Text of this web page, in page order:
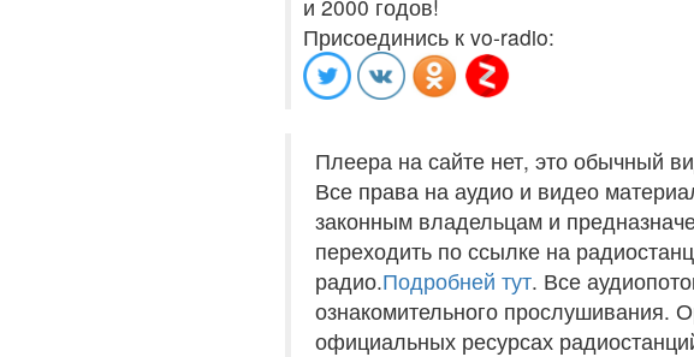
и 2000 годов!
Присоединись к vo-radio:
Плеера на сайте нет, это обычный
Все права на аудио и видео
законным владельцам и
переходить по ссылке на
радио.Подробней тут. Все
ознакомительного прослушивания.
официальных ресурсах